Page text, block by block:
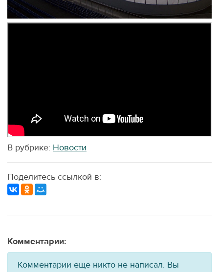
В рубрике: Новости
Поделитесь ссылкой в:
Комментарии:
Комментарии еще никто не написал. Вы